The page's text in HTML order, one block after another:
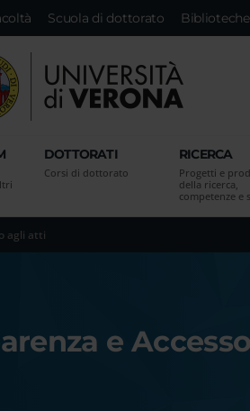
Scuola di dottorato Biblioteche
DOTTORATI
Corsi di dottorato
RICERCA
Progetti e
della ricerca,
competenze e
agli atti
e